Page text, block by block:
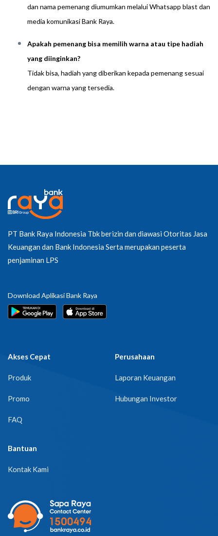
dan nama pemenang diumumkan melalui Whatsapp blast dan
media komunikasi Bank Raya.
Apakah pemenang bisa memilih warna atau tipe hadiah
yang diinginkan?
Tidak bisa, hadiah yang diberikan kepada pemenang sesuai
dengan warna yang tersedia.
PT Bank Raya Indonesia Tbk berizin dan diawasi Otoritas Jasa
Keuangan dan Bank Indonesia Serta merupakan peserta
penjaminan LPS
Download Aplikasi Bank Raya
Akses Cepat
Produk
Promo
FAQ
Perusahaan
Laporan Keuangan
Hubungan Investor
Bantuan
Kontak Kami